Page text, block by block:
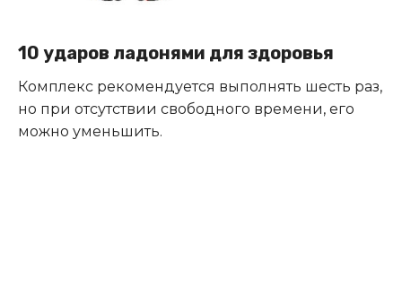
10 ударов ладонями для здоровья
Комплекс рекомендуется выполнять шесть раз,
но при отсутствии свободного времени, его
можно уменьшить.